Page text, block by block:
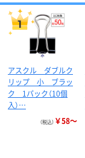
アスクル ダブルク
リップ 小 ブラッ
ク 1パック（10個
入）…
（税込） ￥58～